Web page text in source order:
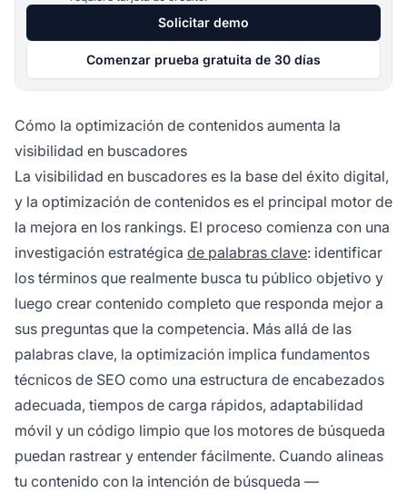
Solicitar demo
Comenzar prueba gratuita de 30 días
Cómo la optimización de contenidos aumenta la
visibilidad en buscadores
La visibilidad en buscadores es la base del éxito digital,
y la optimización de contenidos es el principal motor de
la mejora en los rankings. El proceso comienza con una
investigación estratégica de palabras clave: identificar
los términos que realmente busca tu público objetivo y
luego crear contenido completo que responda mejor a
sus preguntas que la competencia. Más allá de las
palabras clave, la optimización implica fundamentos
técnicos de SEO como una estructura de encabezados
adecuada, tiempos de carga rápidos, adaptabilidad
móvil y un código limpio que los motores de búsqueda
puedan rastrear y entender fácilmente. Cuando alineas
tu contenido con la intención de búsqueda —